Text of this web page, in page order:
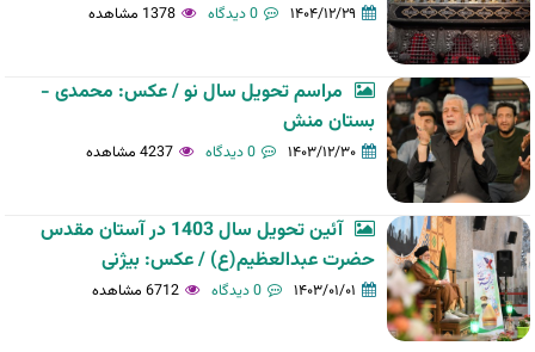
۱۴۰۴/۱۲/۲۹ 0 دیدگاه 1378 مشاهده
مراسم تحویل سال نو / عکس: محمدی -
بستان منش
۱۴۰۳/۱۲/۳۰ 0 دیدگاه 4237 مشاهده
آئین تحویل سال 1403 در آستان مقدس
حضرت عبدالعظیم(ع) / عکس: بیژنی
۱۴۰۳/۰۱/۰۱ 0 دیدگاه 6712 مشاهده